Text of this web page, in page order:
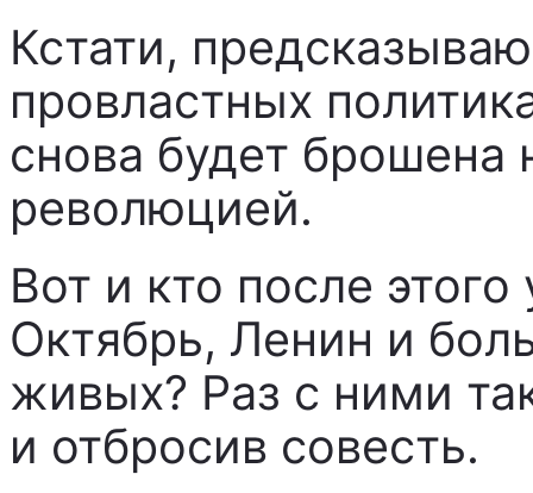
Кстати,
провластных
снова будет
революцией.
Вот и кто после
Октябрь, Ленин и
живых? Раз с ними
и отбросив совесть.